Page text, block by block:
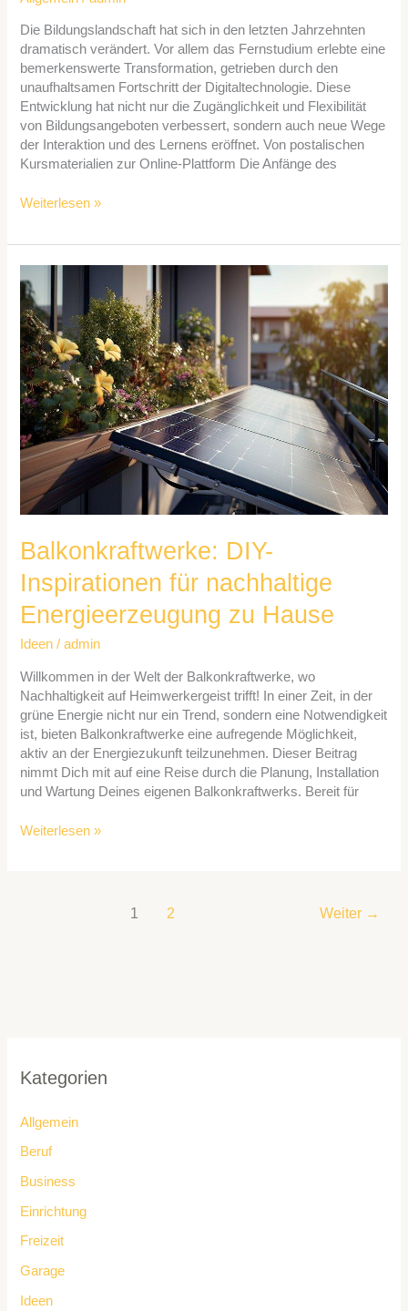
Die Bildungslandschaft hat sich in den letzten Jahrzehnten
dramatisch verändert. Vor allem das Fernstudium erlebte eine
bemerkenswerte Transformation, getrieben durch den
unaufhaltsamen Fortschritt der Digitaltechnologie. Diese
Entwicklung hat nicht nur die Zugänglichkeit und Flexibilität
von Bildungsangeboten verbessert, sondern auch neue Wege
der Interaktion und des Lernens eröffnet. Von postalischen
Kursmaterialien zur Online-Plattform Die Anfänge des
Weiterlesen »
Balkonkraftwerke: DIY-
Inspirationen für nachhaltige
Energieerzeugung zu Hause
Ideen /admin
Willkommen in der Welt der Balkonkraftwerke, wo
Nachhaltigkeit auf Heimwerkergeist trifft! In einer Zeit, in der
grüne Energie nicht nur ein Trend, sondern eine Notwendigkeit
ist, bieten Balkonkraftwerke eine aufregende Möglichkeit,
aktiv an der Energiezukunft teilzunehmen. Dieser Beitrag
nimmt Dich mit auf eine Reise durch die Planung, Installation
und Wartung Deines eigenen Balkonkraftwerks. Bereit für
DIY-
Inspirationen
für
nachhaltige
Energieerzeugung
zu
Hause
Weiterlesen »
1 2 Weiter →
Kategorien
Allgemein
Beruf
Business
Einrichtung
Freizeit
Garage
Ideen